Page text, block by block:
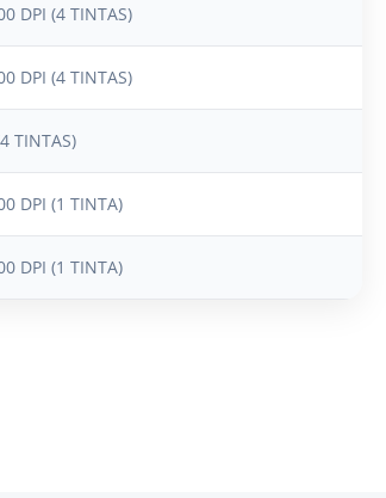
DPI (4 TINTAS)
DPI (4 TINTAS)
TINTAS)
DPI (1 TINTA)
DPI (1 TINTA)